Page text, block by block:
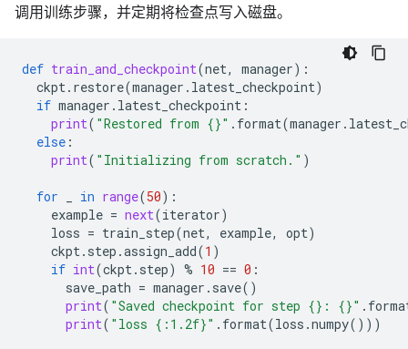
调用训练步骤，并定期将检查点写入磁盘。
def train_and_checkpoint(net, manager):
ckpt. restore(manager . latest_checkpoint)
if manager . latest_checkpoint :
print( "Restored from {}" . format(manager .
else :
print( "Initializing from scratch." )
for in range(50):
example = next(iterator)
loss = train_step(net, example, opt)
ckpt. step .assign_add(1 )
if int(ckpt. step) % 10 == 0 :
save_path = manager . save()
print( "Saved checkpoint for step {} : {}" .
print( "loss {:1.2f}" . format(loss .numpy()))